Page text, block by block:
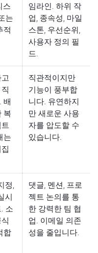
스
는
적
임라인. 하위 작
업, 종속성, 마일
스톤, 우선순위,
사용자 정의 필
드.
배
복
는
직관적이지만
기능이 풍부합
니다. 유연하지
만 새로운 사용
자를 압도할 수
있습니다.
정,
시
소
합
댓글, 멘션, 프로
젝트 논의를 통
한 강력한 팀 협
업. 이메일 의존
성을 줄입니다.